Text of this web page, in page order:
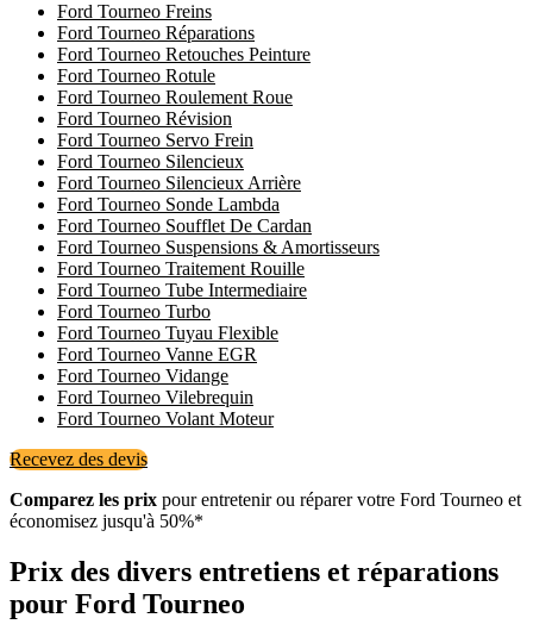
Ford Tourneo Freins
Ford Tourneo Réparations
Ford Tourneo Retouches Peinture
Ford Tourneo Rotule
Ford Tourneo Roulement Roue
Ford Tourneo Révision
Ford Tourneo Servo Frein
Ford Tourneo Silencieux
Ford Tourneo Silencieux Arrière
Ford Tourneo Sonde Lambda
Ford Tourneo Soufflet De Cardan
Ford Tourneo Suspensions & Amortisseurs
Ford Tourneo Traitement Rouille
Ford Tourneo Tube Intermediaire
Ford Tourneo Turbo
Ford Tourneo Tuyau Flexible
Ford Tourneo Vanne EGR
Ford Tourneo Vidange
Ford Tourneo Vilebrequin
Ford Tourneo Volant Moteur
Recevez des devis
Comparez les prix pour entretenir ou réparer votre Ford Tourneo et
économisez jusqu'à 50%*
Prix ​​des divers entretiens et réparations
pour Ford Tourneo